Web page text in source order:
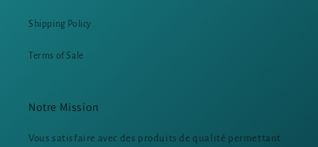
Shipping Policy
Terms of Sale
Notre Mission
Vous satisfaire avec des produits de qualité permettant